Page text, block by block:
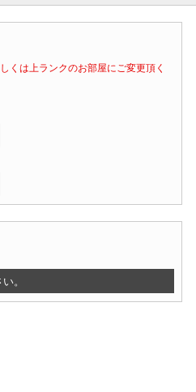
くは上ランクのお部屋にご変更頂く
。